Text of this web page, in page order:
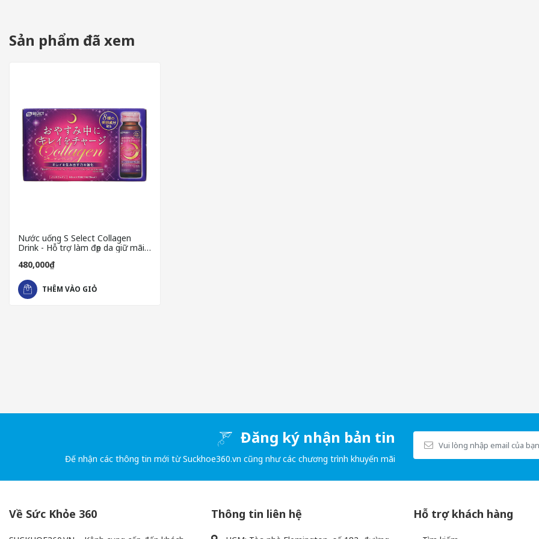
Cải thiện cấu trúc tổng quát của móng, giúp móng chắc khỏe.
- Trước khi sử dụng, hãy lắc kỹ để có thể thưởng thức ngon hơn khi uống lạnh.
- Để đạt hiệu quả tốt nhất, nên uống ngay sau khi mở nắp.
Sản phẩm đã xem
Nước uống S Select Collagen
Drink - Hỗ trợ làm đẹp da giữ mãi
480,000₫
THÊM VÀO GIỎ
Đăng ký nhận bản tin
Đế nhận các thông tin mới từ Suckhoe360.vn cũng như các chương trình khuyến mãi
Về Sức Khỏe 360 Thông tin liên hệ Hỗ trợ khách hàng